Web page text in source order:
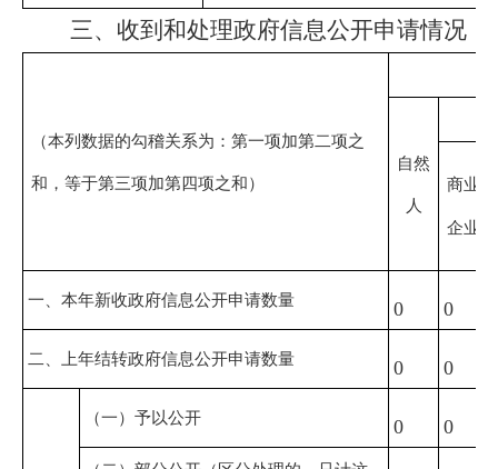
三、收到和处理政府信息公开申请情况
（本列数据的勾稽关系为：第一项加第二项之
和，等于第三项加第四项之和）
自然
人
商业
企业
一、本年新收政府信息公开申请数量 0 0
二、上年结转政府信息公开申请数量 0 0
（一）予以公开 0 0